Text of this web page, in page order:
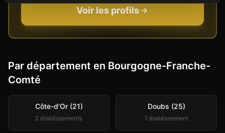
Voir les profils
Par département en Bourgogne-Franche-
Comté
Côte-d'Or (21)
2 établissements
Doubs (25)
1 établissement